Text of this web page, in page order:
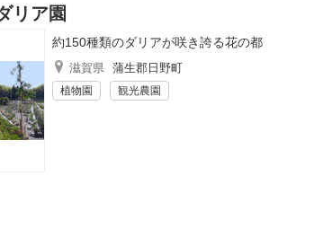
リア園
約150種類のダリアが咲き誇る花の都
滋賀県 蒲生郡日野町
植物園 観光農園